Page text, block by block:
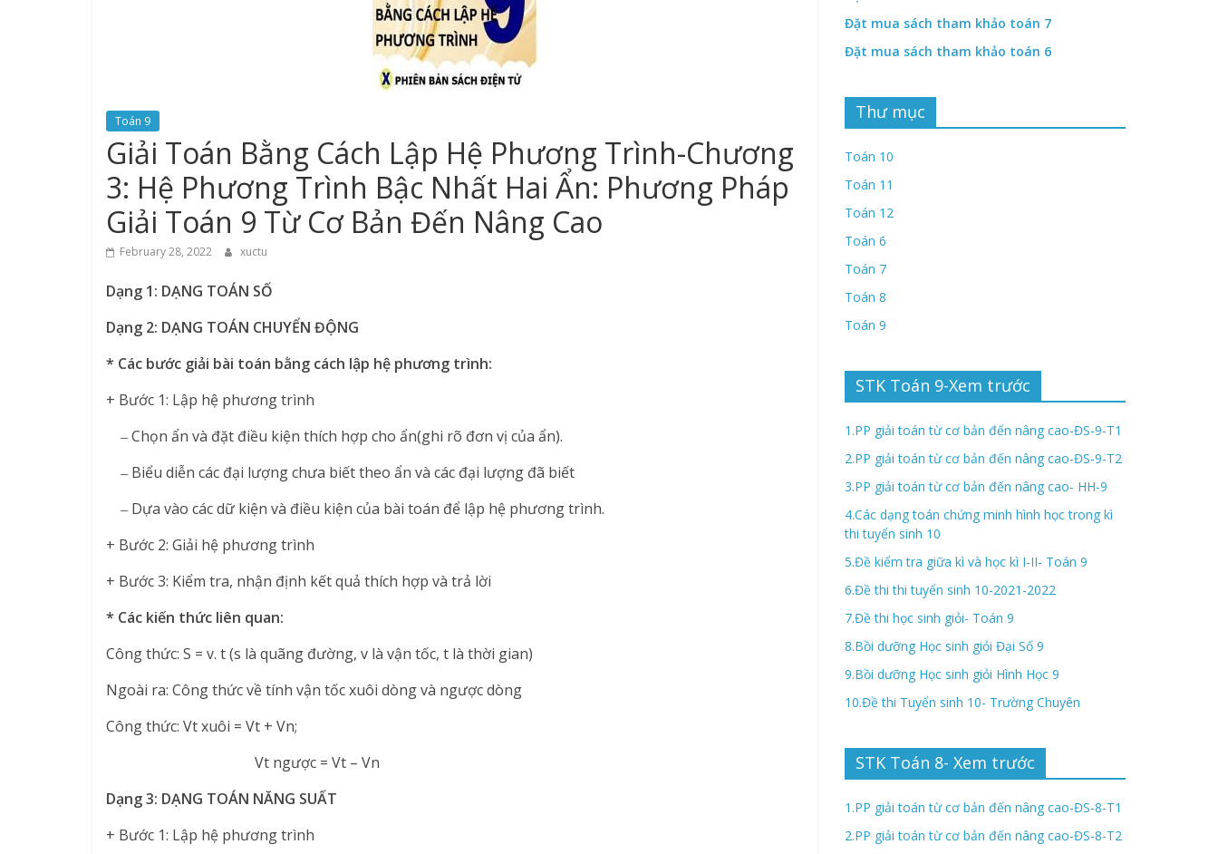
Toán 9
Giải Toán Bằng Cách Lập Hệ Phương Trình-Chương
3: Hệ Phương Trình Bậc Nhất Hai Ẩn: Phương Pháp
Giải Toán 9 Từ Cơ Bản Đến Nâng Cao
February 28, 2022 xuctu
Dạng 1: DẠNG TOÁN SỐ
Dạng 2: DẠNG TOÁN CHUYỂN ĐỘNG
* Các bước giải bài toán bằng cách lập hệ phương trình:
+ Bước 1: Lập hệ phương trình
‒ Chọn ẩn và đặt điều kiện thích hợp cho ẩn(ghi rõ đơn vị của ẩn).
‒ Biểu diễn các đại lượng chưa biết theo ẩn và các đại lượng đã biết
‒ Dựa vào các dữ kiện và điều kiện của bài toán để lập hệ phương trình.
+ Bước 2: Giải hệ phương trình
+ Bước 3: Kiểm tra, nhận định kết quả thích hợp và trả lời
* Các kiến thức liên quan:
Công thức: S = v. t (s là quãng đường, v là vận tốc, t là thời gian)
Ngoài ra: Công thức về tính vận tốc xuôi dòng và ngược dòng
Công thức: Vt xuôi = Vt + Vn;
Vt ngược = Vt – Vn
Dạng 3: DẠNG TOÁN NĂNG SUẤT
+ Bước 1: Lập hệ phương trình
Đặt mua sách tham khảo toán 7
Đặt mua sách tham khảo toán 6
Thư mục
Toán 10
Toán 11
Toán 12
Toán 6
Toán 7
Toán 8
Toán 9
STK Toán 9-Xem trước
1.PP giải toán từ cơ bản đến nâng cao-ĐS-9-T1
2.PP giải toán từ cơ bản đến nâng cao-ĐS-9-T2
3.PP giải toán từ cơ bản đến nâng cao- HH-9
4.Các dạng toán chứng minh hình học trong kì
thi tuyển sinh 10
5.Đề kiểm tra giữa kì và học kì I-II- Toán 9
6.Đề thi thi tuyển sinh 10-2021-2022
7.Đề thi học sinh giỏi- Toán 9
8.Bồi dưỡng Học sinh giỏi Đại Số 9
9.Bồi dưỡng Học sinh giỏi Hình Học 9
10.Đề thi Tuyển sinh 10- Trường Chuyên
STK Toán 8- Xem trước
1.PP giải toán từ cơ bản đến nâng cao-ĐS-8-T1
2.PP giải toán từ cơ bản đến nâng cao-ĐS-8-T2